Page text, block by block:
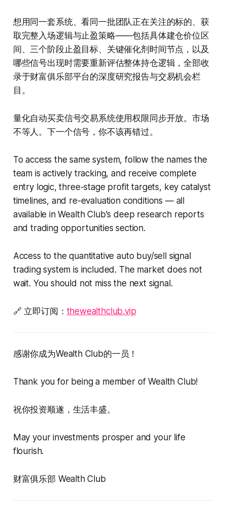
想用同一套系统、看同一批团队正在关注的标的、获
取完整入场逻辑与止盈策略——包括具体建仓价位区
间、三个阶段止盈目标、关键催化剂时间节点，以及
哪些信号出现时需要重新评估整体持仓逻辑，全部收
录于财富俱乐部平台的深度研究报告与交易机会栏
目。
量化自动买卖信号交易系统使用权限同步开放。市场
不等人。下一个信号，你不该再错过。
To access the same system, follow the names the
team is actively tracking, and receive complete
entry logic, three-stage profit targets, key catalyst
timelines, and re-evaluation conditions — all
available in Wealth Club's deep research reports
and trading opportunities section.
Access to the quantitative auto buy/sell signal
trading system is included. The market does not
wait. You should not miss the next signal.
🔗 立即订阅： thewealthclub.vip
感谢你成为Wealth Club的一员！
Thank you for being a member of Wealth Club!
祝你投资顺遂，生活丰盛。
May your investments prosper and your life
flourish.
财富俱乐部 Wealth Club